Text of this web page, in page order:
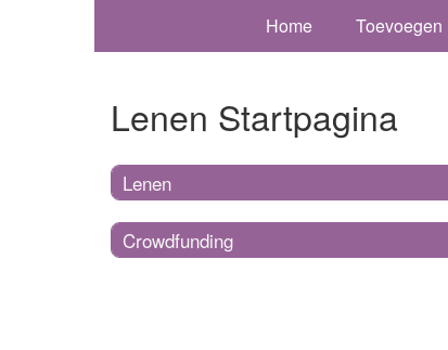
Home Toevoegen
Lenen Startpagina
Lenen
Crowdfunding